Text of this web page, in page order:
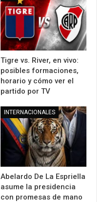
Tigre vs. River, en vivo:
posibles formaciones,
horario y cómo ver el
partido por TV
INTERNACIONALES
Abelardo De La Espriella
asume la presidencia
con promesas de mano